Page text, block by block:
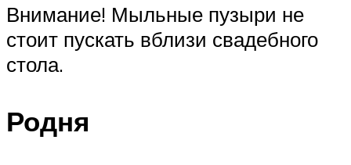
Внимание! Мыльные пузыри не
стоит пускать вблизи свадебного
стола.
Родня